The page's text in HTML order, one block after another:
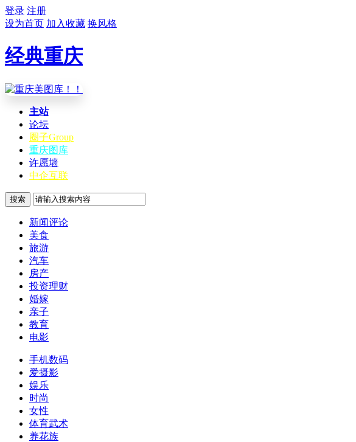
登录 注册
设为首页 加入收藏 换风格
经典重庆
主站
论坛
圈子Group
重庆图库
许愿墙
中企互联
搜索
新闻评论
美食
旅游
汽车
房产
投资理财
婚嫁
亲子
教育
电影
手机数码
爱摄影
娱乐
时尚
女性
体育武术
养花族